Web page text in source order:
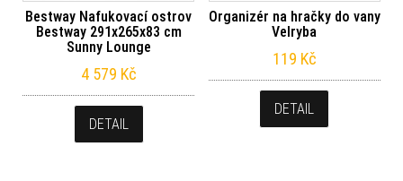
Bestway Nafukovací ostrov
Bestway 291x265x83 cm
Sunny Lounge
4 579 Kč
DETAIL
Organizér na hračky do vany
Velryba
119 Kč
DETAIL